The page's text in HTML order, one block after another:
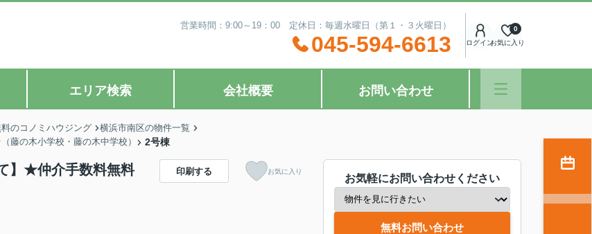
営業時間：9:00～19：00 定休日：毎週水曜日（第１・３火曜日）
045-594-6613 ログインお気に入り
0
エリア検索 会社概要 お問い合わせ
のコノミハウジング
横浜市南区の物件一覧
藤の木小学校・藤の木中学校）
2号棟
】★仲介手数料無料
印刷する お気に入り
お気軽にお問い合わせください
無料お問い合わせ